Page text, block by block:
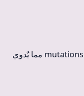
تُسهل عليك كِتابة وإدارة الـ queries و الـ mutations مما يٌدوي